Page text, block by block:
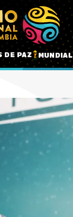
DE PAZ MUNDIAL